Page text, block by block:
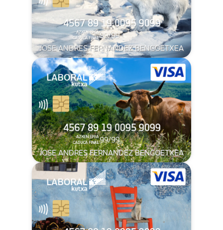
JOSE ANDRES FERNANDEZ BENGOETXEA
JOSE ANDRES FERNANDEZ BENGOETXEA